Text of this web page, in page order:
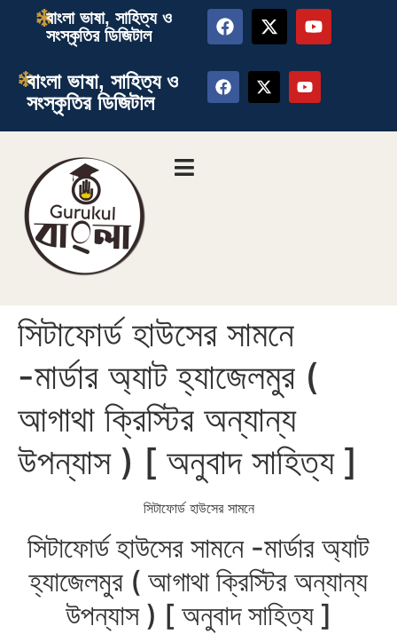
বাংলা ভাষা, সাহিত্য ও
সংস্কৃতির ডিজিটাল
বাংলা ভাষা, সাহিত্য ও
সংস্কৃতির ডিজিটাল
সিটাফোর্ড হাউসের সামনে
-মার্ডার অ্যাট হ্যাজেলমুর (
আগাথা ক্রিস্টির অন্যান্য
উপন্যাস ) [ অনুবাদ সাহিত্য ]
সিটাফোর্ড হাউসের সামনে
সিটাফোর্ড হাউসের সামনে -মার্ডার অ্যাট
হ্যাজেলমুর ( আগাথা ক্রিস্টির অন্যান্য
উপন্যাস ) [ অনুবাদ সাহিত্য ]